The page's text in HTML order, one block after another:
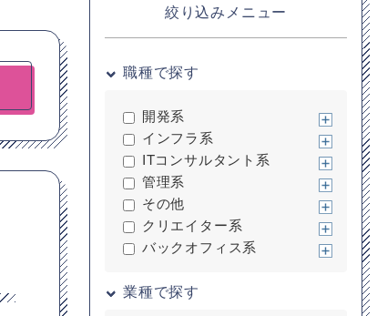
絞り込みメニュー
職種で探す
開発系
インフラ系
ITコンサルタント系
管理系
その他
クリエイター系
バックオフィス系
業種で探す